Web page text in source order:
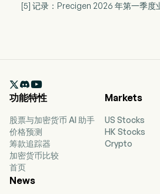
[5] 记录：Precigen 2026 年第一季度

功能特性
股票与加密货币 AI 助手
价格预测
筹款追踪器
加密货币比较
首页
Markets
US Stocks
HK Stocks
Crypto
News